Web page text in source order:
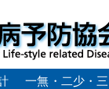
一無・二少・